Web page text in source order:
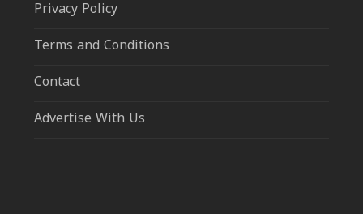
Privacy Policy
Terms and Conditions
Contact
Advertise With Us